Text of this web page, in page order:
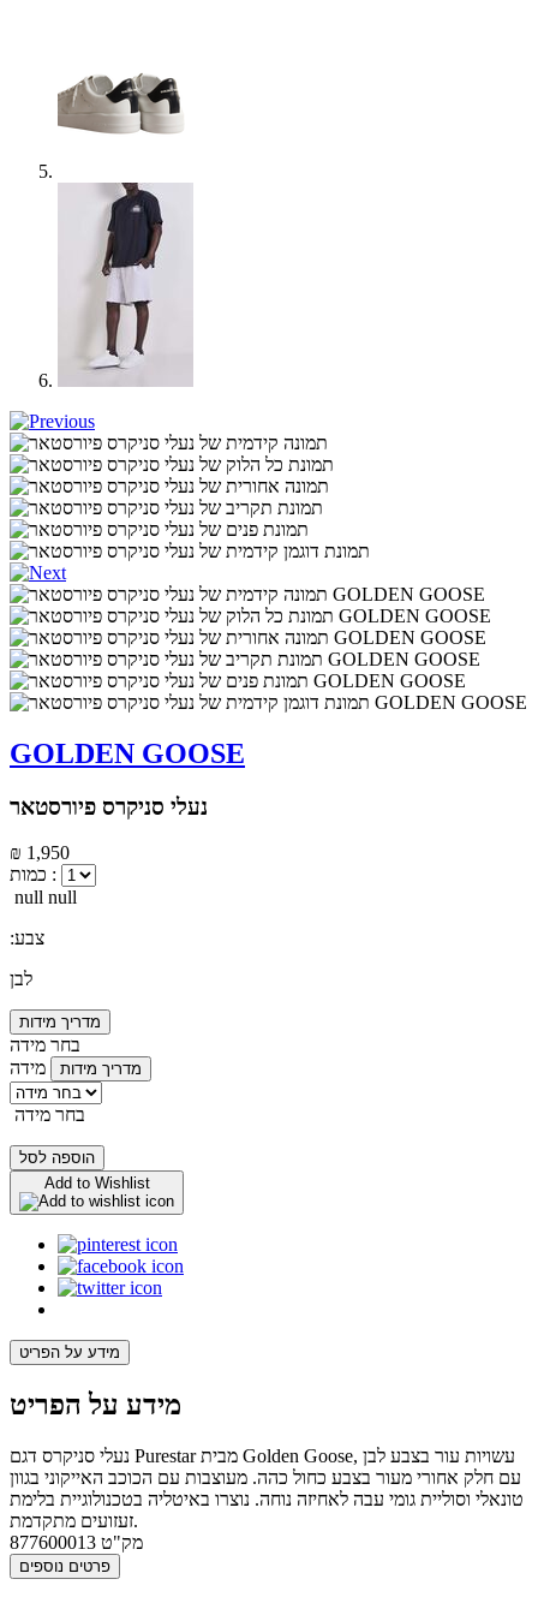
GOLDEN GOOSE
נעלי סניקרס פיורסטאר
₪ 1,950
כמות :
null null
:צבע
לבן
מדריך מידות
בחר מידה
מידה
מדריך מידות
בחר מידה
הוספה לסל
Add to Wishlist
מידע על הפריט
מידע על הפריט
נעלי סניקרס דגם Purestar מבית Golden Goose, עשויות עור בצבע לבן
עם חלק אחורי מעור בצבע כחול כהה. מעוצבות עם הכוכב האייקוני בגוון
טונאלי וסוליית גומי עבה לאחיזה נוחה. נוצרו באיטליה בטכנולוגיית בלימת
זעזועים מתקדמת.
מק"ט 877600013
פרטים נוספים